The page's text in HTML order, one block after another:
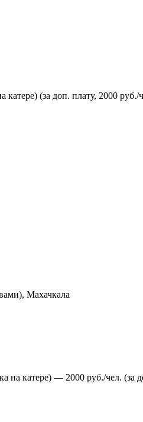
(за доп. плату, 2000
Махачкала
катере) — 2000 руб./чел. (за